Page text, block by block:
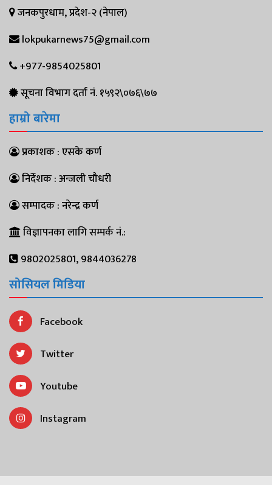
जनकपुरधाम, प्रदेश-२ (नेपाल)
lokpukarnews75@gmail.com
+977-9854025801
सूचना विभाग दर्ता नं. १५९२\०७६\७७
हाम्रो बारेमा
प्रकाशक : एसके कर्ण
निर्देशक : अन्जली चौधरी
सम्पादक : नरेन्द्र कर्ण
विज्ञापनका लागि सम्पर्क नं.:
9802025801, 9844036278
सोसियल मिडिया
Facebook
Twitter
Youtube
Instagram